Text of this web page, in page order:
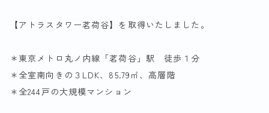
【アトラスタワー茗荷谷】を取得いたしました。
＊東京メトロ丸ノ内線「茗荷谷」駅 徒歩１分
＊全室南向きの３LDK、85.79㎡、高層階
＊全244戸の大規模マンション